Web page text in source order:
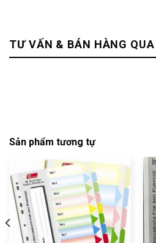
TƯ VẤN & BÁN HÀNG QUA
Sản phẩm tương tự